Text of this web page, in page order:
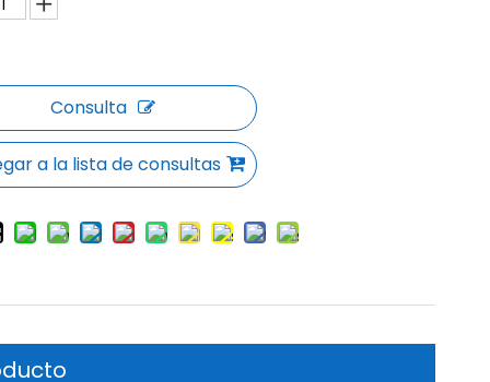
Consulta
a la lista de consultas